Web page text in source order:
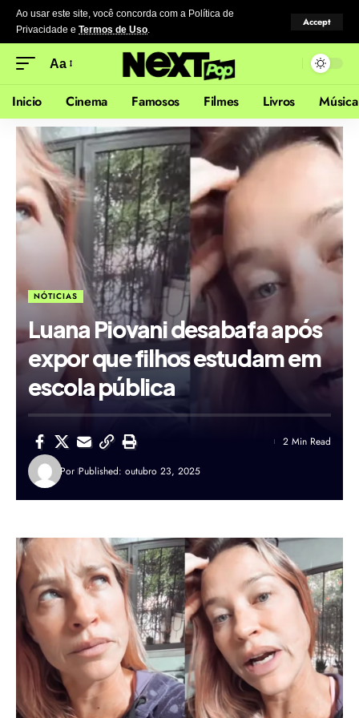
Ao usar este site, você concorda com a Política de
Privacidade e Termos de Uso.
Accept
Aa
Inicio Cinema Famosos Filmes Livros Música
NÓTICIAS
Luana Piovani desabafa após
expor que filhos estudam em
escola pública
Por Published: outubro 23, 2025
2 Min Read